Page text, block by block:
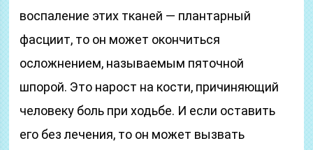
воспаление этих тканей — плантарный
фасциит, то он может окончиться
осложнением, называемым пяточной
шпорой. Это нарост на кости, причиняющий
человеку боль при ходьбе. И если оставить
его без лечения, то он может вызвать